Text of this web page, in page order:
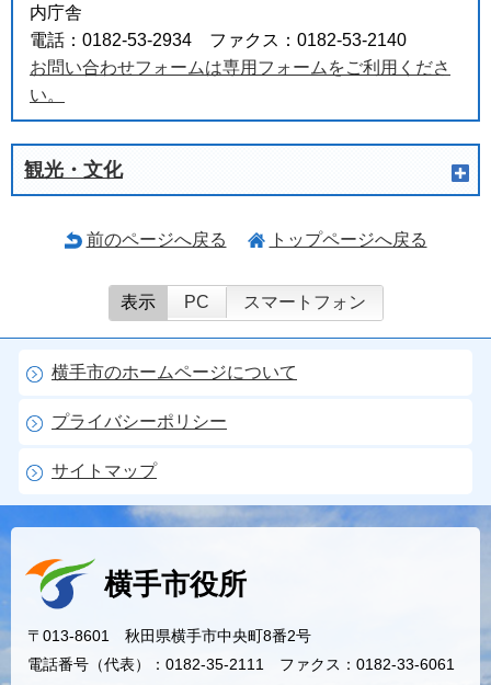
内庁舎
電話：0182-53-2934 ファクス：0182-53-2140
お問い合わせフォームは専用フォームをご利用くださ
い。
観光・文化
前のページへ戻る トップページへ戻る
表示 PC スマートフォン
横手市のホームページについて
プライバシーポリシー
サイトマップ
横手市役所
〒013-8601 秋田県横手市中央町8番2号
電話番号（代表）：0182-35-2111 ファクス：0182-33-6061